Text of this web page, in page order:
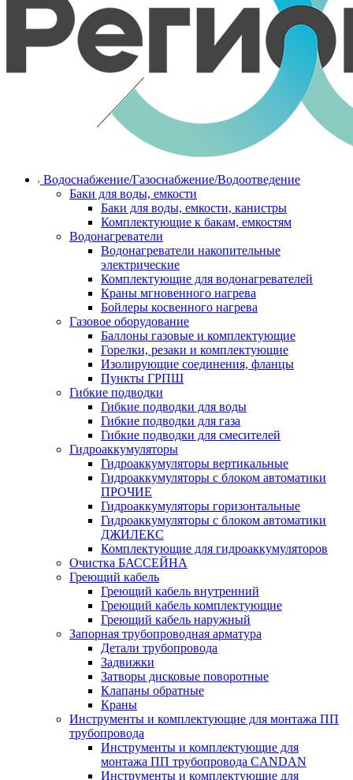
Водоснабжение/Газоснабжение/Водоотведение
Баки для воды, емкости
Баки для воды, емкости, канистры
Комплектующие к бакам, емкостям
Водонагреватели
Водонагреватели накопительные
электрические
Комплектующие для водонагревателей
Краны мгновенного нагрева
Бойлеры косвенного нагрева
Газовое оборудование
Баллоны газовые и комплектующие
Горелки, резаки и комплектующие
Изолирующие соединения, фланцы
Пункты ГРПШ
Гибкие подводки
Гибкие подводки для воды
Гибкие подводки для газа
Гибкие подводки для смесителей
Гидроаккумуляторы
Гидроаккумуляторы вертикальные
Гидроаккумуляторы с блоком автоматики
ПРОЧИЕ
Гидроаккумуляторы горизонтальные
Гидроаккумуляторы с блоком автоматики
ДЖИЛЕКС
Комплектующие для гидроаккумуляторов
Очистка БАССЕЙНА
Греющий кабель
Греющий кабель внутренний
Греющий кабель комплектующие
Греющий кабель наружный
Запорная трубопроводная арматура
Детали трубопровода
Задвижки
Затворы дисковые поворотные
Клапаны обратные
Краны
Инструменты и комплектующие для монтажа ПП
трубопровода
Инструменты и комплектующие для
монтажа ПП трубопровода CANDAN
Инструменты и комплектующие для